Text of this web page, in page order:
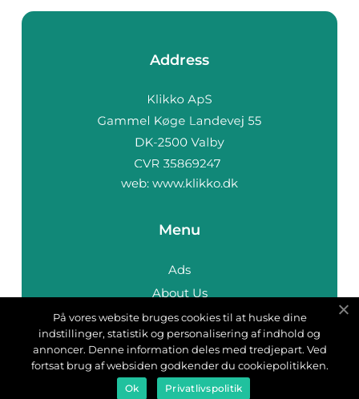
Address
web: www.klikko.dk
Menu
Ads
About Us
Cookies
Contact
Sitemap
På vores website bruges cookies til at huske dine
indstillinger, statistik og personalisering af indhold og
annoncer. Denne information deles med tredjepart. Ved
fortsat brug af websiden godkender du cookiepolitikken.
Ok Privatlivspolitik